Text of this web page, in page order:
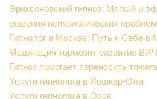
Эриксоновский гипноз: Мягкий и
решения психологических проблем
Гипнолог в Москве: Путь к Себе в
Медитация тормозит развитие ВИЧ
Гипноз помогает переносить
Услуги гипнолога в Йошкар-Ола
Услуги гипнолога в Орск